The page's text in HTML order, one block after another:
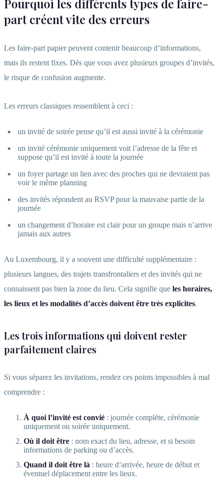
Pourquoi les différents types de faire-
part créent vite des erreurs
Les faire-part papier peuvent contenir beaucoup d’informations,
mais ils restent fixes. Dès que vous avez plusieurs groupes d’invités,
le risque de confusion augmente.
Les erreurs classiques ressemblent à ceci :
un invité de soirée pense qu’il est aussi invité à la cérémonie
un invité cérémonie uniquement voit l’adresse de la fête et
suppose qu’il est invité à toute la journée
un foyer partage un lien avec des proches qui ne devraient pas
voir le même planning
des invités répondent au RSVP pour la mauvaise partie de la
journée
un changement d’horaire est clair pour un groupe mais n’arrive
jamais aux autres
Au Luxembourg, il y a souvent une difficulté supplémentaire :
plusieurs langues, des trajets transfrontaliers et des invités qui ne
connaissent pas bien la zone du lieu. Cela signifie que les horaires,
les lieux et les modalités d’accès doivent être très explicites.
Les trois informations qui doivent rester
parfaitement claires
Si vous séparez les invitations, rendez ces points impossibles à mal
comprendre :
À quoi l’invité est convié : journée complète, cérémonie
uniquement ou soirée uniquement.
Où il doit être : nom exact du lieu, adresse, et si besoin
informations de parking ou d’accès.
Quand il doit être là : heure d’arrivée, heure de début et
éventuel déplacement entre les lieux.